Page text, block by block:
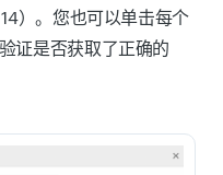
可以从系统上传
上，在使用以下方
选项。
为监视器名称选择一
）。您也可以单击每个
证是否获取了正确的